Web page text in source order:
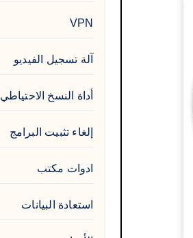
VPN
آلة تسجيل الفيديو
أداة النسخ الاحتياطي
إلغاء تثبيت البرامج
ادوات مكتب
استعادة البيانات